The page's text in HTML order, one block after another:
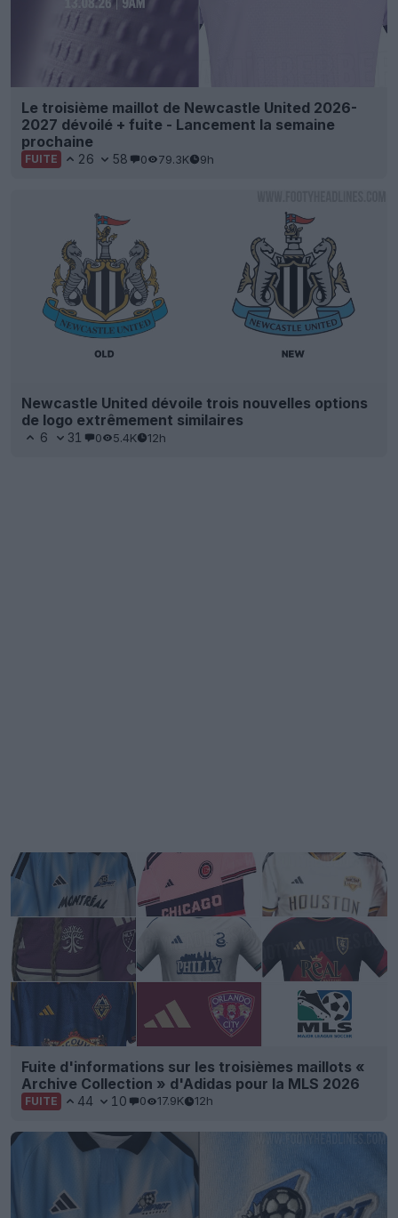
Le troisième maillot de Newcastle United 2026-
2027 dévoilé + fuite - Lancement la semaine
prochaine
FUITE 26 58 0 79.3K 9h
Newcastle United dévoile trois nouvelles options
de logo extrêmement similaires
6 31 0 5.4K 12h
Fuite d'informations sur les troisièmes maillots «
Archive Collection » d'Adidas pour la MLS 2026
FUITE 44 10 0 17.9K 12h